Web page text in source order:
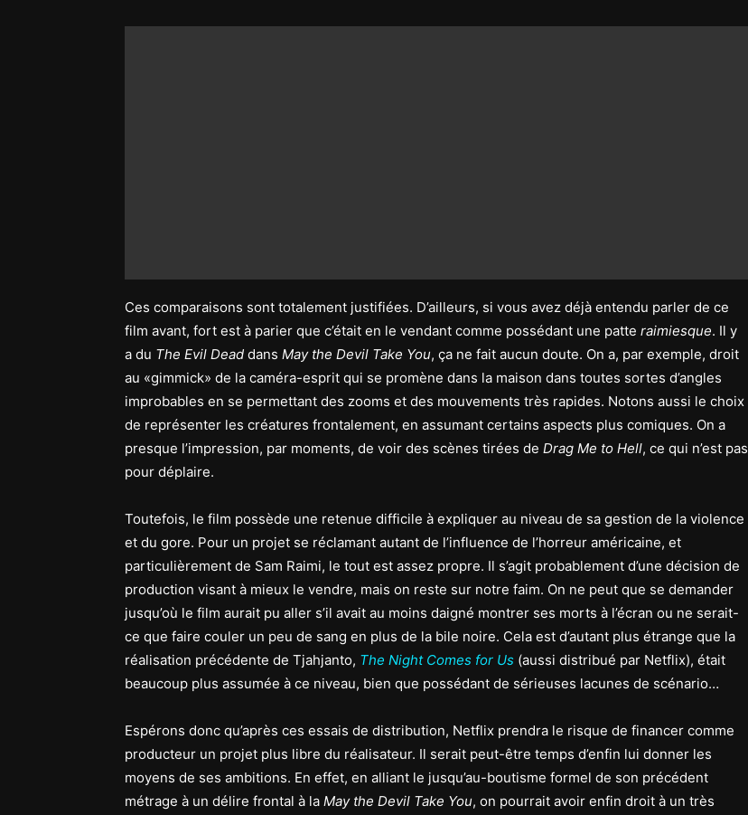
Ces comparaisons sont totalement justifiées. D’ailleurs, si vous avez déjà entendu parler de ce
film avant, fort est à parier que c’était en le vendant comme possédant une patte raimiesque. Il y
a du The Evil Dead dans May the Devil Take You, ça ne fait aucun doute. On a, par exemple, droit
au «gimmick» de la caméra-esprit qui se promène dans la maison dans toutes sortes d’angles
improbables en se permettant des zooms et des mouvements très rapides. Notons aussi le choix
de représenter les créatures frontalement, en assumant certains aspects plus comiques. On a
presque l’impression, par moments, de voir des scènes tirées de Drag Me to Hell, ce qui n’est pas
pour déplaire.
Toutefois, le film possède une retenue difficile à expliquer au niveau de sa gestion de la violence
et du gore. Pour un projet se réclamant autant de l’influence de l’horreur américaine, et
particulièrement de Sam Raimi, le tout est assez propre. Il s’agit probablement d’une décision de
production visant à mieux le vendre, mais on reste sur notre faim. On ne peut que se demander
jusqu’où le film aurait pu aller s’il avait au moins daigné montrer ses morts à l’écran ou ne serait-
ce que faire couler un peu de sang en plus de la bile noire. Cela est d’autant plus étrange que la
réalisation précédente de Tjahjanto, The Night Comes for Us (aussi distribué par Netflix), était
beaucoup plus assumée à ce niveau, bien que possédant de sérieuses lacunes de scénario…
Espérons donc qu’après ces essais de distribution, Netflix prendra le risque de financer comme
producteur un projet plus libre du réalisateur. Il serait peut-être temps d’enfin lui donner les
moyens de ses ambitions. En effet, en alliant le jusqu’au-boutisme formel de son précédent
métrage à un délire frontal à la May the Devil Take You, on pourrait avoir enfin droit à un très